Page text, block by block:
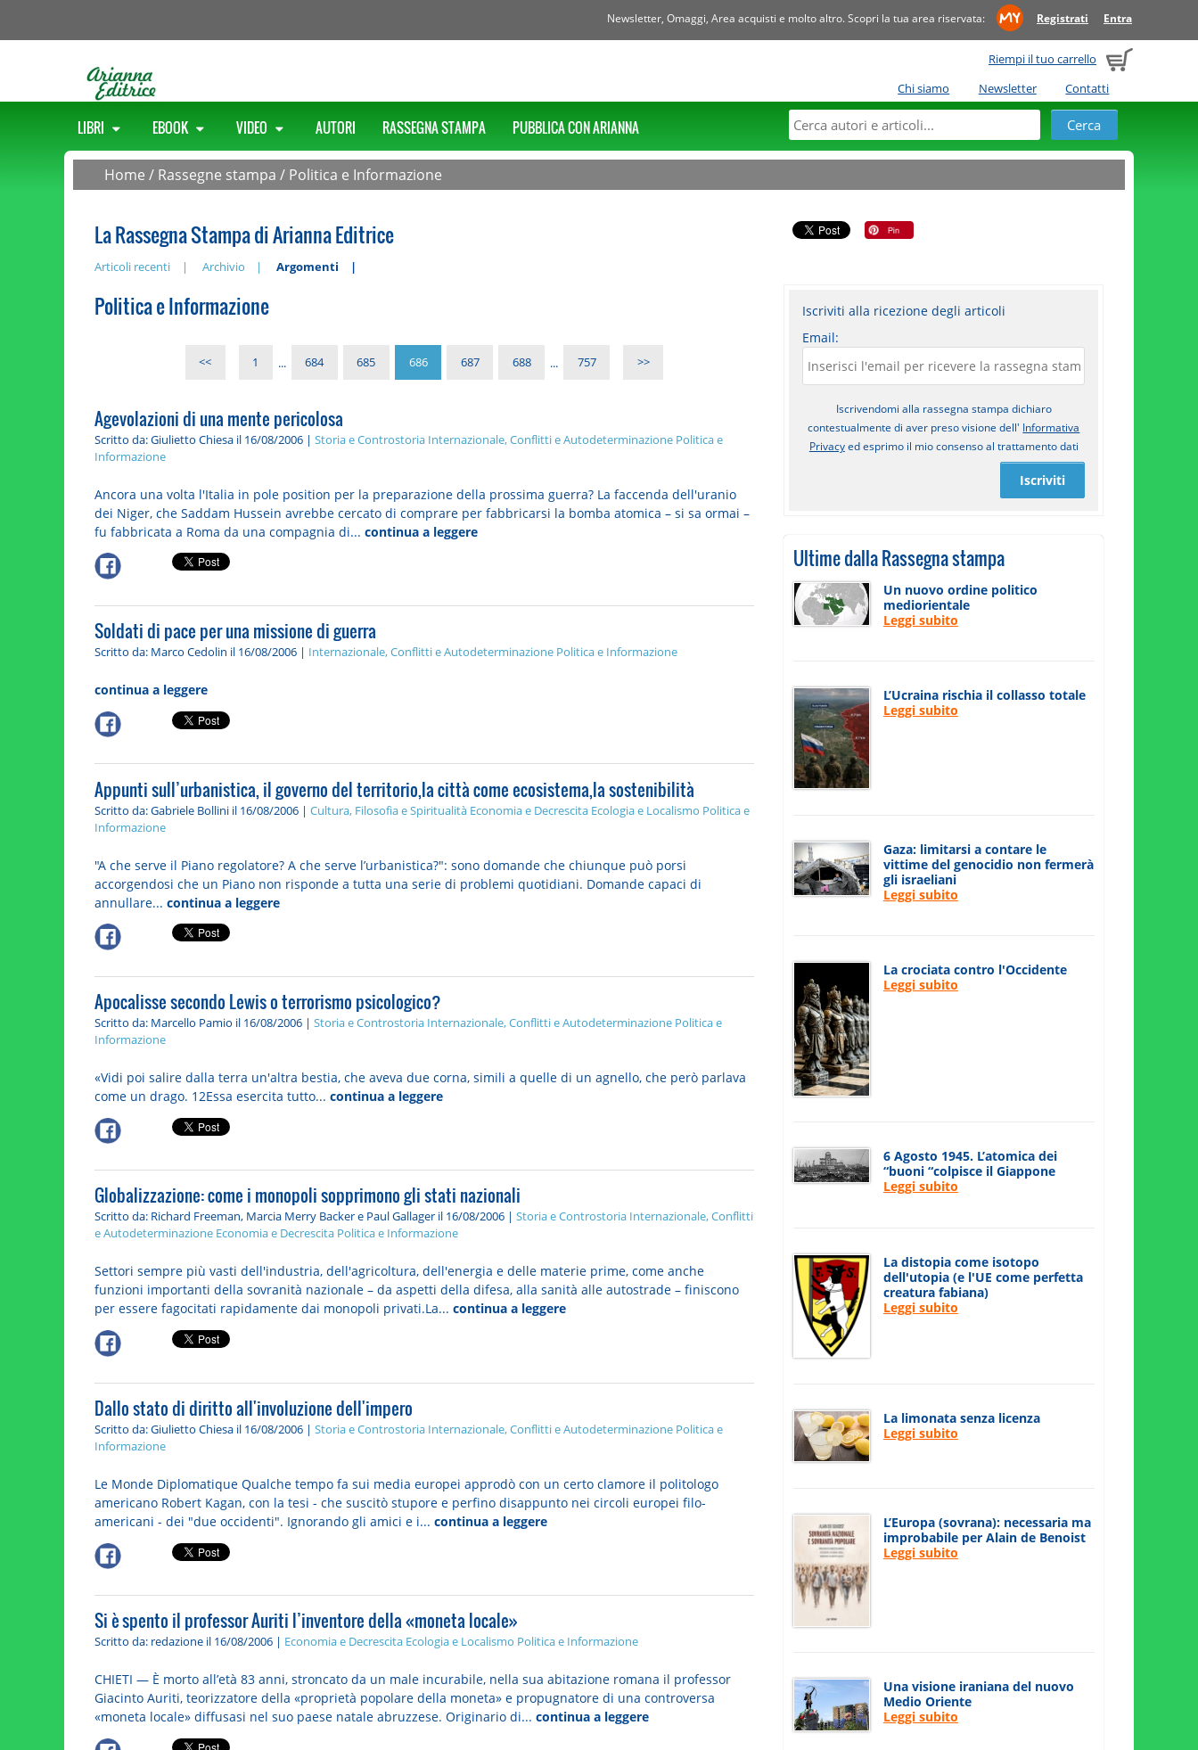
Newsletter, Omaggi, Area acquisti e molto altro. Scopri la tua area riservata: Registrati Entra
Riempi il tuo carrello
Chi siamo
Newsletter Contatti
LIBRI EBOOK VIDEO AUTORI RASSEGNA STAMPA PUBBLICA CON ARIANNA
Home / Rassegne stampa / Politica e Informazione
La Rassegna Stampa di Arianna Editrice
Articoli recenti Archivio Argomenti
Politica e Informazione
<< 1 ... 684 685 686 687 688 ... 757 >>
Agevolazioni di una mente pericolosa
Scritto da: Giulietto Chiesa il 16/08/2006 | Storia e Controstoria Internazionale, Conflitti e Autodeterminazione Politica e
Informazione
Ancora una volta l'Italia in pole position per la preparazione della prossima guerra? La faccenda dell'uranio
dei Niger, che Saddam Hussein avrebbe cercato di comprare per fabbricarsi la bomba atomica – si sa ormai –
fu fabbricata a Roma da una compagnia di... continua a leggere
Soldati di pace per una missione di guerra
Scritto da: Marco Cedolin il 16/08/2006 | Internazionale, Conflitti e Autodeterminazione Politica e Informazione
continua a leggere
Appunti sull’urbanistica, il governo del territorio,la città come ecosistema,la sostenibilità
Scritto da: Gabriele Bollini il 16/08/2006 | Cultura, Filosofia e Spiritualità Economia e Decrescita Ecologia e Localismo Politica e
Informazione
"A che serve il Piano regolatore? A che serve l’urbanistica?": sono domande che chiunque può porsi
accorgendosi che un Piano non risponde a tutta una serie di problemi quotidiani. Domande capaci di
annullare... continua a leggere
Apocalisse secondo Lewis o terrorismo psicologico?
Scritto da: Marcello Pamio il 16/08/2006 | Storia e Controstoria Internazionale, Conflitti e Autodeterminazione Politica e
Informazione
«Vidi poi salire dalla terra un'altra bestia, che aveva due corna, simili a quelle di un agnello, che però parlava
come un drago. 12Essa esercita tutto... continua a leggere
Globalizzazione: come i monopoli sopprimono gli stati nazionali
Scritto da: Richard Freeman, Marcia Merry Backer e Paul Gallager il 16/08/2006 | Storia e Controstoria Internazionale, Conflitti
e Autodeterminazione Economia e Decrescita Politica e Informazione
Settori sempre più vasti dell'industria, dell'agricoltura, dell'energia e delle materie prime, come anche
funzioni importanti della sovranità nazionale – da aspetti della difesa, alla sanità alle autostrade – finiscono
per essere fagocitati rapidamente dai monopoli privati.La... continua a leggere
Dallo stato di diritto all'involuzione dell'impero
Scritto da: Giulietto Chiesa il 16/08/2006 | Storia e Controstoria Internazionale, Conflitti e Autodeterminazione Politica e
Informazione
Le Monde Diplomatique Qualche tempo fa sui media europei approdò con un certo clamore il politologo
americano Robert Kagan, con la tesi - che suscitò stupore e perfino disappunto nei circoli europei filo-
americani - dei "due occidenti". Ignorando gli amici e i... continua a leggere
Si è spento il professor Auriti l’inventore della «moneta locale»
Scritto da: redazione il 16/08/2006 | Economia e Decrescita Ecologia e Localismo Politica e Informazione
CHIETI — È morto all’età 83 anni, stroncato da un male incurabile, nella sua abitazione romana il professor
Giacinto Auriti, teorizzatore della «proprietà popolare della moneta» e propugnatore di una controversa
«moneta locale» diffusasi nel suo paese natale abruzzese. Originario di... continua a leggere
Iscriviti alla ricezione degli articoli
Email:
Iscrivendomi alla rassegna stampa dichiaro
contestualmente di aver preso visione dell' Informativa
Privacyed esprimo il mio consenso al trattamento dati
Iscriviti
Ultime dalla Rassegna stampa
Un nuovo ordine politico
mediorientale
Leggi subito
L’Ucraina rischia il collasso totale
Leggi subito
Gaza: limitarsi a contare le
vittime del genocidio non fermerà
gli israeliani
Leggi subito
La crociata contro l'Occidente
Leggi subito
6 Agosto 1945. L’atomica dei
“buoni “colpisce il Giappone
Leggi subito
La distopia come isotopo
dell'utopia (e l'UE come perfetta
creatura fabiana)
Leggi subito
La limonata senza licenza
Leggi subito
L’Europa (sovrana): necessaria ma
improbabile per Alain de Benoist
Leggi subito
Una visione iraniana del nuovo
Medio Oriente
Leggi subito